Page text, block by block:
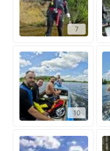
7
10